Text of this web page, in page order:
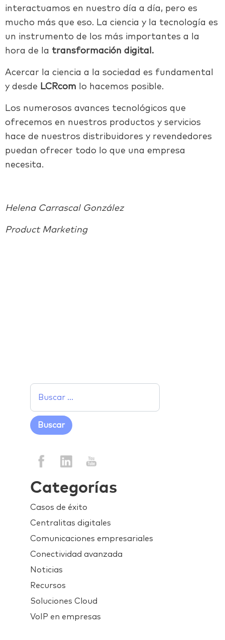
interactuamos en nuestro día a día, pero es
mucho más que eso. La ciencia y la tecnología es
un instrumento de los más importantes a la
hora de la transformación digital.
Acercar la ciencia a la sociedad es fundamental
y desde LCRcom lo hacemos posible.
Los numerosos avances tecnológicos que
ofrecemos en nuestros productos y servicios
hace de nuestros distribuidores y revendedores
puedan ofrecer todo lo que una empresa
necesita.
Helena Carrascal González
Product Marketing
Categorías
Casos de éxito
Centralitas digitales
Comunicaciones empresariales
Conectividad avanzada
Noticias
Recursos
Soluciones Cloud
VoIP en empresas